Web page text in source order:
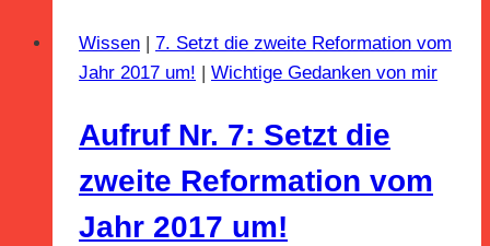
und
weise
an
die
Macht!
Wissen | 7. Setzt die zweite Reformation vom
Jahr 2017 um! | Wichtige Gedanken von mir
Aufruf Nr. 7: Setzt die
zweite Reformation vom
Jahr 2017 um!